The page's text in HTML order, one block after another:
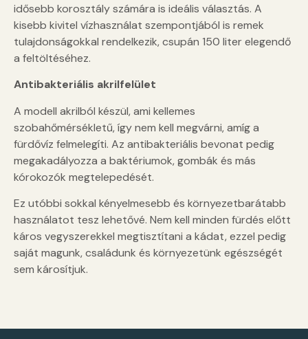
idősebb korosztály számára is ideális választás. A
kisebb kivitel vízhasználat szempontjából is remek
tulajdonságokkal rendelkezik, csupán 150 liter elegendő
a feltöltéséhez.
Antibakteriális akrilfelület
A modell akrilból készül, ami kellemes
szobahőmérsékletű, így nem kell megvárni, amíg a
fürdővíz felmelegíti. Az antibakteriális bevonat pedig
megakadályozza a baktériumok, gombák és más
kórokozók megtelepedését.
Ez utóbbi sokkal kényelmesebb és környezetbarátabb
használatot tesz lehetővé. Nem kell minden fürdés előtt
káros vegyszerekkel megtisztítani a kádat, ezzel pedig
saját magunk, családunk és környezetünk egészségét
sem károsítjuk.